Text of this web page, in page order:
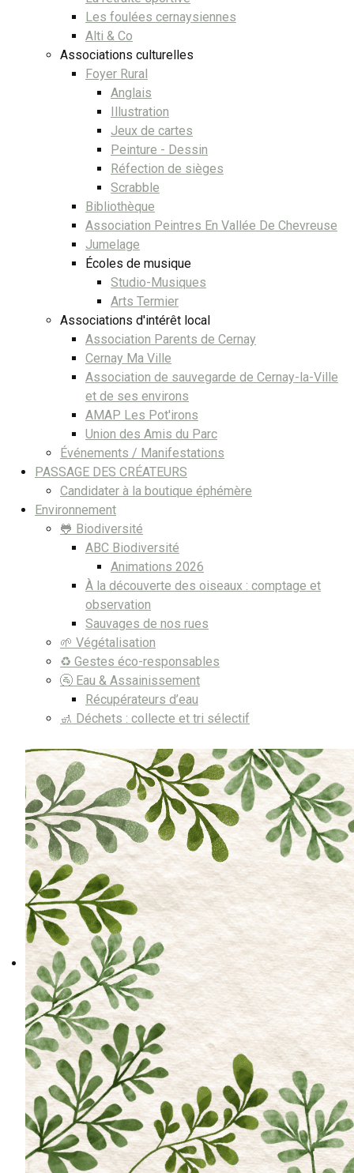
Les foulées cernaysiennes
Alti & Co
Associations culturelles
Foyer Rural
Anglais
Illustration
Jeux de cartes
Peinture - Dessin
Réfection de sièges
Scrabble
Bibliothèque
Association Peintres En Vallée De Chevreuse
Jumelage
Écoles de musique
Studio-Musiques
Arts Termier
Associations d'intérêt local
Association Parents de Cernay
Cernay Ma Ville
Association de sauvegarde de Cernay-la-Ville
et de ses environs
AMAP Les Pot'irons
Union des Amis du Parc
Événements / Manifestations
PASSAGE DES CRÉATEURS
Candidater à la boutique éphémère
Environnement
🐸 Biodiversité
ABC Biodiversité
Animations 2026
À la découverte des oiseaux : comptage et
observation
Sauvages de nos rues
🌱 Végétalisation
♻️ Gestes éco-responsables
🚰 Eau & Assainissement
Récupérateurs d’eau
🚮 Déchets : collecte et tri sélectif